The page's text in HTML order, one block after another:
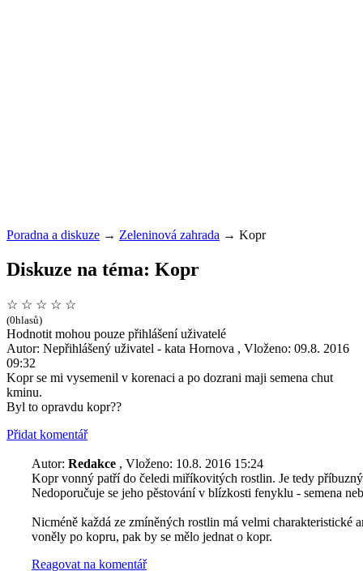
Poradna a diskuze → Zeleninová zahrada → Kopr
Diskuze na téma: Kopr
☆ ☆ ☆ ☆ ☆
(0hlasů)
Hodnotit mohou pouze přihlášení uživatelé
Autor: Nepřihlášený uživatel - kata Hornova , Vloženo: 09.8. 2016
09:32
Kopr se mi vysemenil v korenaci a po dozrani maji semena chut
kminu.
Byl to opravdu kopr??
Přidat komentář
Autor: Redakce , Vloženo: 10.8. 2016 15:24
Kopr vonný patří do čeledi miříkovitých rostlin. Je tedy
Nedoporučuje se jeho pěstování v blízkosti fenyklu - semena
Nicméně každá ze zmíněných rostlin má velmi charakteristické
voněly po kopru, pak by se mělo jednat o kopr.
Reagovat na komentář